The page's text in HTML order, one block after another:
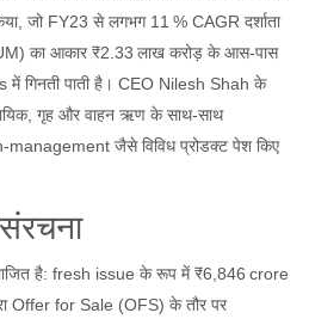
जो FY23 से लगभग 11 % CAGR दर्शाता
का आकार ₹2.33 लाख करोड़ के आस‑पास
गिनती पाती है। CEO Nilesh Shah के
गृह और वाहन ऋण के साथ‑साथ
जैसे विविध प्रोडक्ट पेश किए
है: fresh issue के रूप में ₹6,846 crore
Offer for Sale (OFS) के तौर पर